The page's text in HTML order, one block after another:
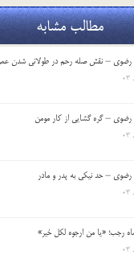
مطالب مشابه
– نقش صله رحم در طولانی شدن عمر
– گره گشایی از کار مومن
– حد نیکی به پدر و مادر
رجب؛ «یا من ارجوه لکل خیر»